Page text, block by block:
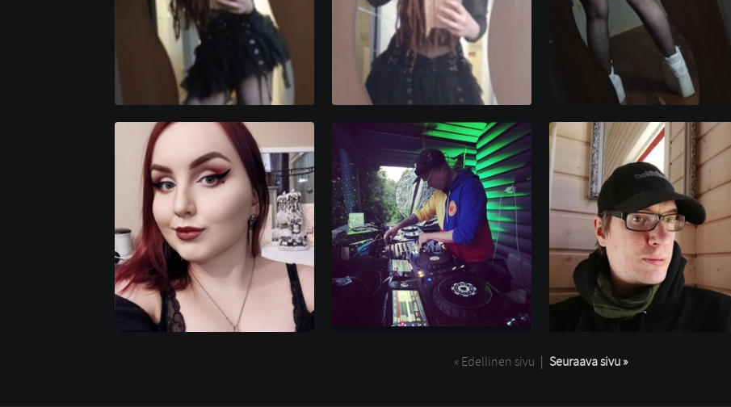
« Edellinen sivu | Seuraava sivu »